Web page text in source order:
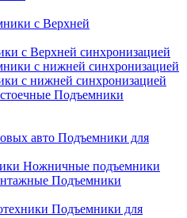
с Верхней синхронизацией
с нижней синхронизацией
Подъемники
Подъемники для
Ножничные подъемники
Подъемники
Подъемники для